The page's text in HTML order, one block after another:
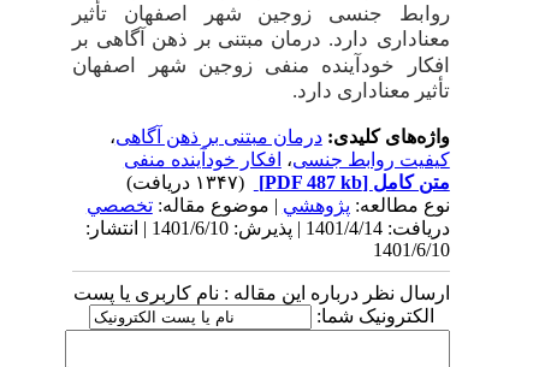
روابط جنسی زوجین شهر اصفهان تأثیر
معناداری دارد. درمان مبتنی بر ذهن آگاهی بر
افکار خودآینده منفی زوجین شهر اصفهان
تأثیر معناداری دارد.
واژه‌های کلیدی:درمان مبتنی بر ذهن آگاهی،
کیفیت روابط جنسی،افکار خودآینده منفی
متن کامل[PDF 487 kb]
نوع مطالعه:پژوهشي| موضوع مقاله:تخصصي
دریافت: 1401/4/14 | پذیرش: 1401/6/10 | انتشار:
1401/6/10
ارسال نظر درباره این مقاله : نام کاربری یا پست
الکترونیک شما: